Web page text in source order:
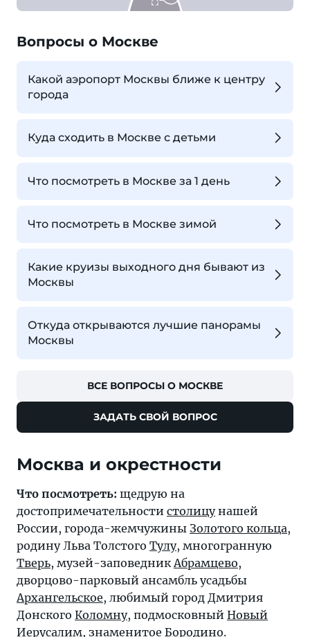
Вопросы о Москве
Какой аэропорт Москвы ближе к центру
города
Куда сходить в Москве с детьми
Что посмотреть в Москве за 1 день
Что посмотреть в Москве зимой
Какие круизы выходного дня бывают из
Москвы
Откуда открываются лучшие панорамы
Москвы
ВСЕ ВОПРОСЫ О МОСКВЕ
ЗАДАТЬ СВОЙ ВОПРОС
Москва и окрестности
Что посмотреть: щедрую на
достопримечательности столицунашей
России, города-жемчужины Золотого кольца,
родину Льва Толстого Тулу, многогранную
Тверь, музей-заповедникАбрамцево,
дворцово-парковый ансамбль усадьбы
Архангельское, любимый город Дмитрия
Донского Коломну, подмосковный Новый
Иерусалим, знаменитое Бородино.